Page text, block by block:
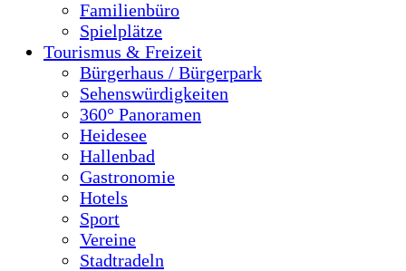
Familienbüro
Spielplätze
Tourismus & Freizeit
Bürgerhaus / Bürgerpark
Sehenswürdigkeiten
360° Panoramen
Heidesee
Hallenbad
Gastronomie
Hotels
Sport
Vereine
Stadtradeln